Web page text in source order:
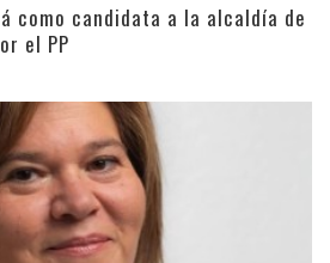
como candidata a la alcaldía de
el PP